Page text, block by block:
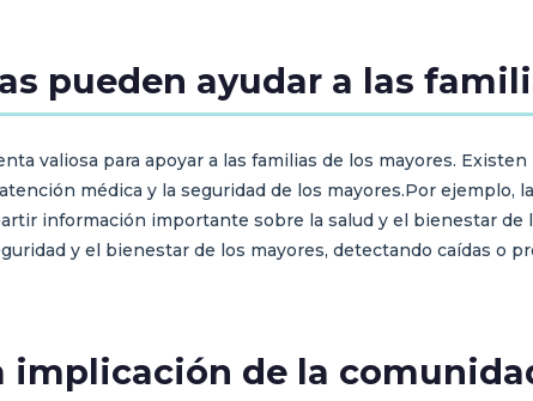
pueden ayudar a las
valiosa para apoyar a las familias de los mayores.
médica y la seguridad de los mayores.Por ejemplo,
información importante sobre la salud y el bienestar de
y el bienestar de los mayores, detectando caídas o
implicación de la